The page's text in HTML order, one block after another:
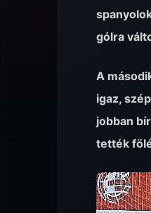
gólra
A
igaz,
jobban
tették